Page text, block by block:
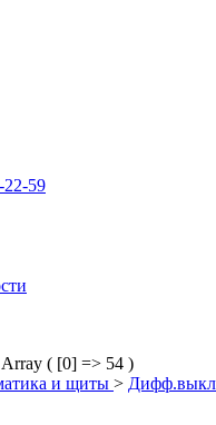
22-59
Array ( [0] => 54 )
и щиты >